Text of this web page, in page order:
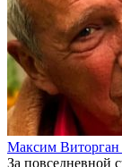
Максим Виторган
За повседневной